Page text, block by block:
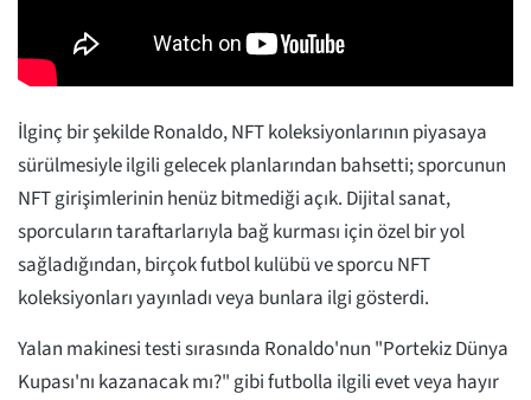
İlginç bir şekilde Ronaldo, NFT koleksiyonlarının piyasaya
sürülmesiyle ilgili gelecek planlarından bahsetti; sporcunun
NFT girişimlerinin henüz bitmediği açık. Dijital sanat,
sporcuların taraftarlarıyla bağ kurması için özel bir yol
sağladığından, birçok futbol kulübü ve sporcu NFT
koleksiyonları yayınladı veya bunlara ilgi gösterdi.
Yalan makinesi testi sırasında Ronaldo'nun "Portekiz Dünya
Kupası'nı kazanacak mı?" gibi futbolla ilgili evet veya hayır